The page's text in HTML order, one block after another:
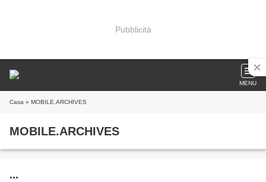
Pubblicità
MENU
Casa » MOBILE.ARCHIVES
MOBILE.ARCHIVES
...